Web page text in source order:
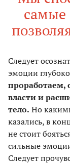
самые
Cледует
эмоции
проработаем,
власти и
тело. Но
казались, в
не стоит
сильные
Следует